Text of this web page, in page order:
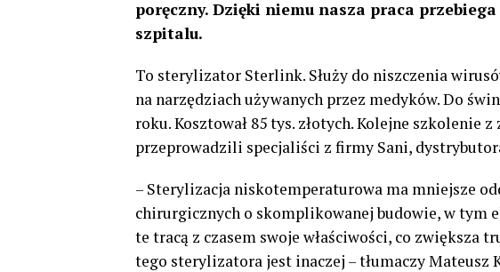
poręczny. Dzięki niemu nasza praca
szpitalu.
To sterylizator Sterlink. Służy do niszczenia
na narzędziach używanych przez medyków. Do
roku. Kosztował 85 tys. złotych. Kolejne szkolenie
przeprowadzili specjaliści z firmy Sani,
– Sterylizacja niskotemperaturowa ma mniejsze
chirurgicznych o skomplikowanej budowie, w tym
te tracą z czasem swoje właściwości, co zwiększa
tego sterylizatora jest inaczej – tłumaczy Mateusz